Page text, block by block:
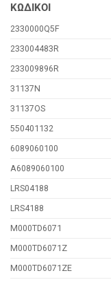
ΚΩΔΙΚΟΙ
2330000Q5F
233004483R
233009896R
31137N
31137OS
550401132
6089060100
A6089060100
LRS04188
LRS4188
M000TD6071
M000TD6071Z
M000TD6071ZE